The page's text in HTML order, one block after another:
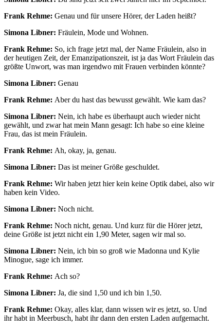
Frank Rehme: Genau und für unsere Hörer, der Laden heißt?
Simona Libner: Fräulein, Mode und Wohnen.
Frank Rehme: So, ich frage jetzt mal, der Name Fräulein, also in
der heutigen Zeit, der Emanzipationszeit, ist ja das Wort Fräulein das
größte Unwort, was man irgendwo mit Frauen verbinden könnte?
Simona Libner: Genau
Frank Rehme: Aber du hast das bewusst gewählt. Wie kam das?
Simona Libner: Nein, ich habe es überhaupt auch wieder nicht
gewählt, und zwar hat mein Mann gesagt: Ich habe so eine kleine
Frau, das ist mein Fräulein.
Frank Rehme: Ah, okay, ja, genau.
Simona Libner: Das ist meiner Größe geschuldet.
Frank Rehme: Wir haben jetzt hier kein keine Optik dabei, also wir
haben kein Video.
Simona Libner: Noch nicht.
Frank Rehme: Noch nicht, genau. Und kurz für die Hörer jetzt,
deine Größe ist jetzt nicht ein 1,90 Meter, sagen wir mal so.
Simona Libner: Nein, ich bin so groß wie Madonna und Kylie
Minogue, sage ich immer.
Frank Rehme: Ach so?
Simona Libner: Ja, die sind 1,50 und ich bin 1,50.
Frank Rehme: Okay, alles klar, dann wissen wir es jetzt, so. Und
ihr habt in Meerbusch, habt ihr dann den ersten Laden aufgemacht.